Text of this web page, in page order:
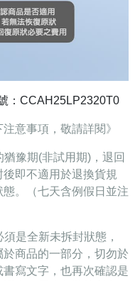
：CCAH25LP2320T0
意事項，敬請詳閱》
猶豫期(非試用期) ，退回
即不適用於退換貨規
。（七天含例假日並注
是全新未拆封狀態，
商品的一部分，切勿於
寫文字，也再次確認是